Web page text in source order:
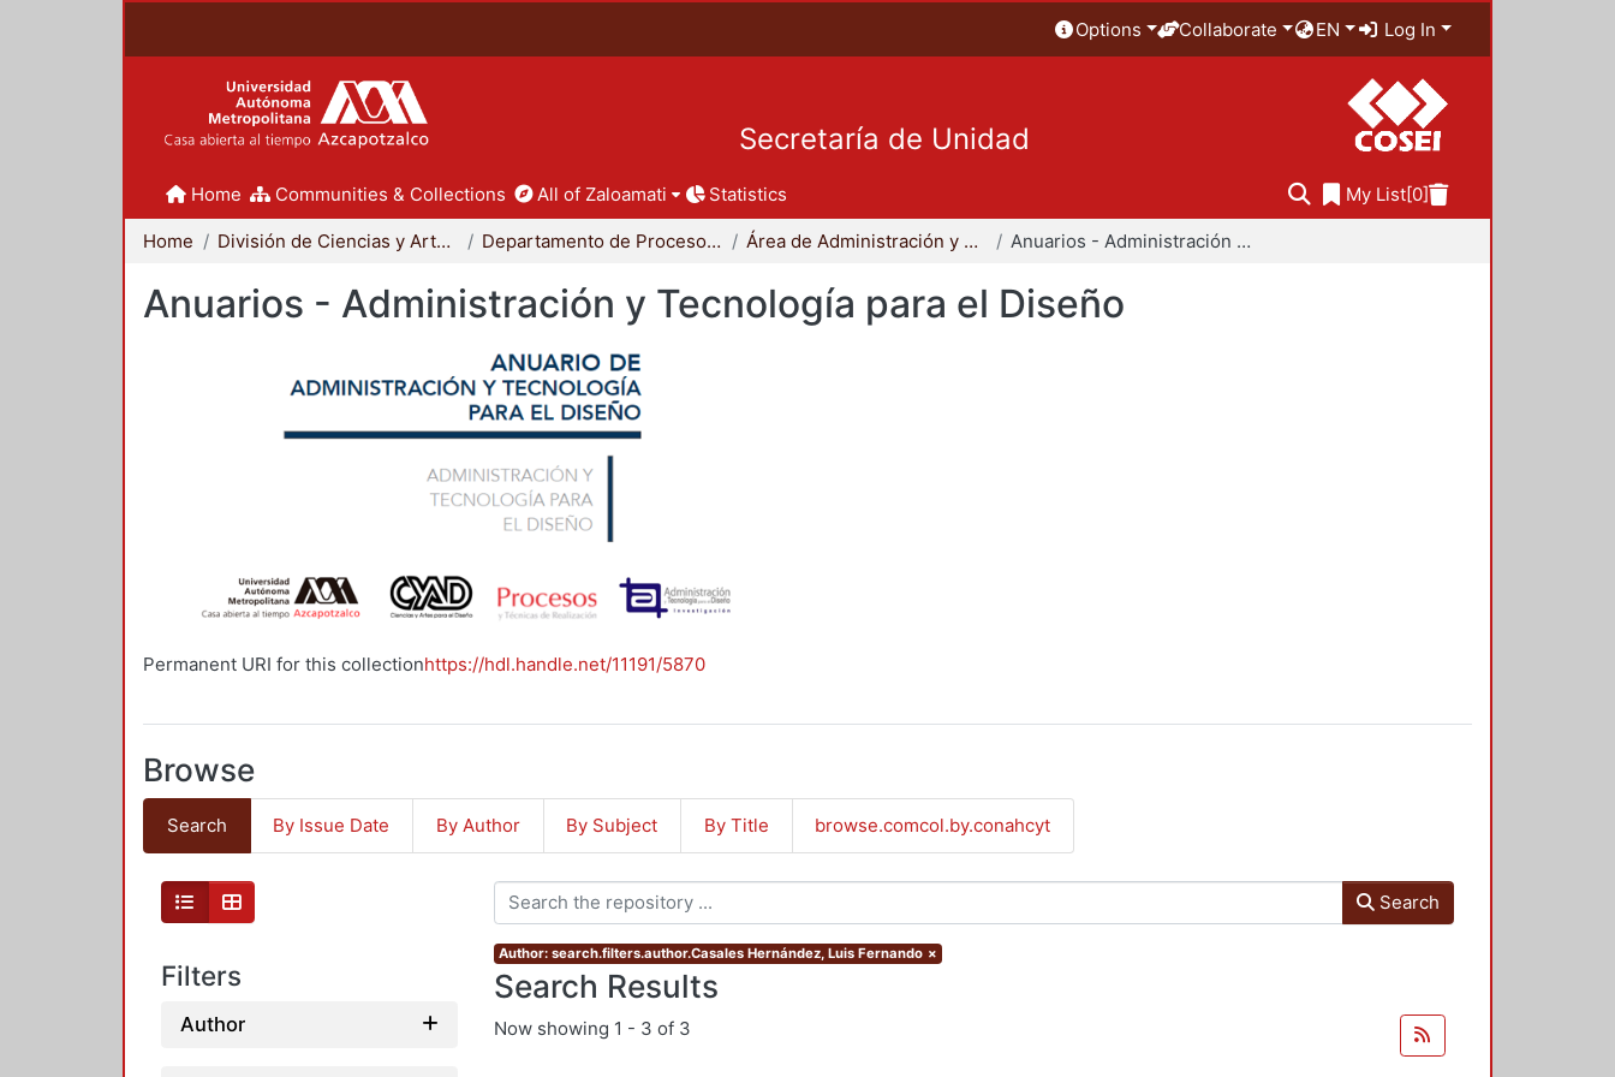
Options Collaborate EN Log In
Secretaría de Unidad
Home Communities & Collections All of Zaloamati Statistics My List[0]
Home División de Ciencias y Artes para el Diseño Departamento de Procesos y Técnicas de Realización Área de Administración y Tecnología para el Diseño Anuarios - Administración y Tecnología para el Diseño
Anuarios - Administración y Tecnología para el Diseño
Permanent URI for this collectionhttps://hdl.handle.net/11191/5870
Browse
Search By Issue Date By Author By Subject By Title browse.comcol.by.conahcyt
Filters
Author
Search
Author: search.filters.author.Casales Hernández, Luis Fernando ×
Search Results
Now showing 1 - 3 of 3